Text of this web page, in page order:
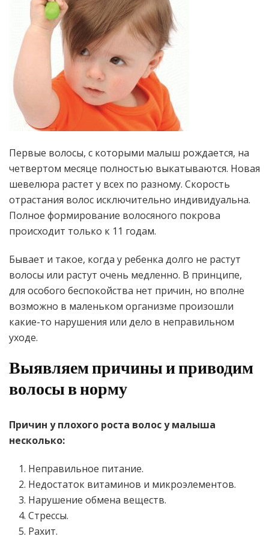
Первые волосы, с которыми малыш рождается, на
четвертом месяце полностью выкатываются. Новая
шевелюра растет у всех по разному. Скорость
отрастания волос исключительно индивидуальна.
Полное формирование волосяного покрова
происходит только к 11 годам.
Бывает и такое, когда у ребенка долго не растут
волосы или растут очень медленно. В принципе,
для особого беспокойства нет причин, но вполне
возможно в маленьком организме произошли
какие-то нарушения или дело в неправильном
уходе.
Выявляем причины и приводим
волосы в норму
Причин у плохого роста волос у малыша
несколько:
Неправильное питание.
Недостаток витаминов и микроэлементов.
Нарушение обмена веществ.
Стрессы.
Рахит.